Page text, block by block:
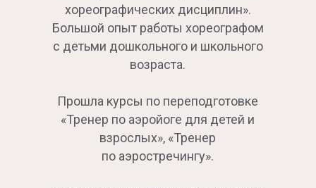
хореографических дисциплин».
Большой опыт работы хореографом
с детьми дошкольного и школьного
возраста.
Прошла курсы по переподготовке
«Тренер по аэройоге для детей и
взрослых», «Тренер
по аэростречингу».